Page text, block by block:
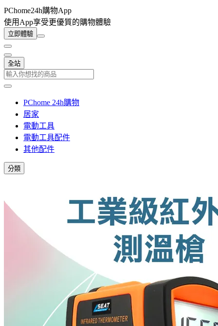
PChome24h購物App
使用App享受更優質的購物體驗
立即體驗
全站
PChome 24h購物
居家
電動工具
電動工具配件
其他配件
分類